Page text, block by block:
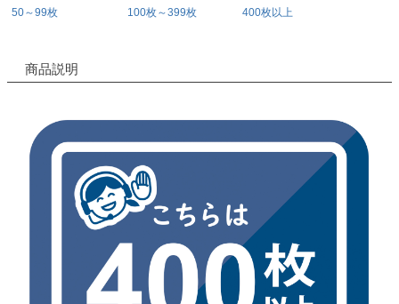
50～99枚 100枚～399枚 400枚以上
商品説明